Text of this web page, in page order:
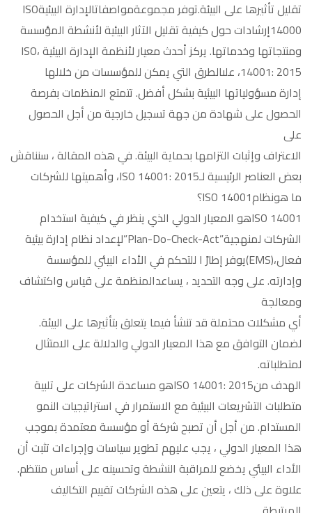
تقليل تأثيرها على البيئة.توفر مجموعةمواصفاتالإدارة البيئيةISO
14000إرشادات حول كيفية تقليل الآثار البيئية لأنشطة المؤسسة
ومنتجاتها وخدماتها. يركز أحدث معيار لأنظمة الإدارة البيئية ،ISO
14001: 2015، علىالطرق التي يمكن للمؤسسات من خلالها
إدارة مسؤولياتها البيئية بشكل أفضل. تتمتع المنظمات بفرصة
الحصول على شهادة من جهة تسجيل خارجية من أجل الحصول
على
الاعتراف وإثبات التزامها بحماية البيئة. في هذه المقالة ، سنناقش
بعض العناصر الرئيسية لـISO 14001: 2015، وأهميتها للشركات
ما هونظامISO 14001؟
ISO 14001هو المعيار الدولي الذي ينظر في كيفية استخدام
الشركات لمنهجية”Plan-Do-Check-Act”لإعداد نظام إدارة بيئية
فعال،(EMS)يوفر إطارً ا للتحكم في الأداء البيئي للمؤسسة
وإدارته. على وجه التحديد ، يساعدالمنظمة على قياس واكتشاف
ومعالجة
أي مشكلات محتملة قد تنشأ فيما يتعلق بتأثيرها على البيئة.
لضمان التوافق مع هذا المعيار الدولي والدلالة على الامتثال
لمتطلباته.
الهدف منISO 14001: 2015هو مساعدة الشركات على تلبية
متطلبات التشريعات البيئية مع الاستمرار في استراتيجيات النمو
المستدام. من أجل أن تصبح شركة أو مؤسسة معتمدة بموجب
هذا المعيار الدولي ، يجب عليهم تطوير سياسات وإجراءات تثبت أن
الأداء البيئي يخضع للمراقبة النشطة وتحسينه على أساس منتظم.
علاوة على ذلك ، يتعين على هذه الشركات تقييم التكاليف